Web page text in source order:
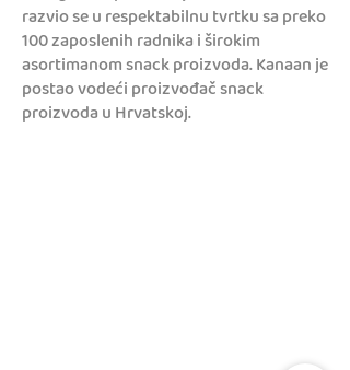
razvio se u respektabilnu tvrtku sa preko
100 zaposlenih radnika i širokim
asortimanom snack proizvoda. Kanaan je
postao vodeći proizvođač snack
proizvoda u Hrvatskoj.